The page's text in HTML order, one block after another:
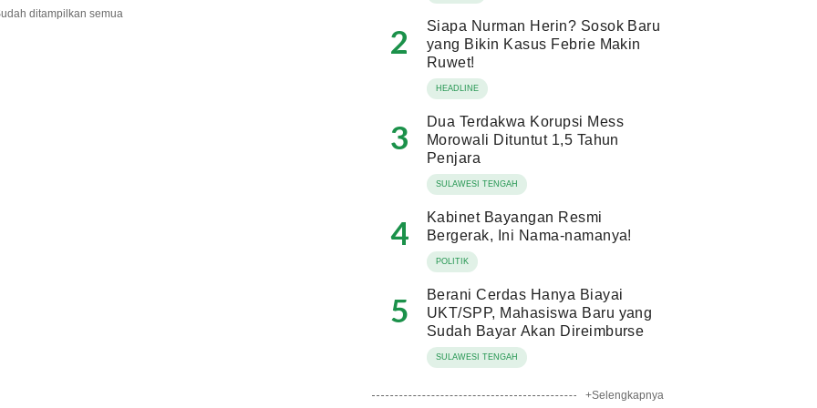
ditampilkan semua
2
Siapa Nurman Herin? Sosok Baru
yang Bikin Kasus Febrie Makin
Ruwet!
HEADLINE
3
Dua Terdakwa Korupsi Mess
Morowali Dituntut 1,5 Tahun
Penjara
SULAWESI TENGAH
4
Kabinet Bayangan Resmi
Bergerak, Ini Nama-namanya!
POLITIK
5
Berani Cerdas Hanya Biayai
UKT/SPP, Mahasiswa Baru yang
Sudah Bayar Akan Direimburse
SULAWESI TENGAH
+Selengkapnya